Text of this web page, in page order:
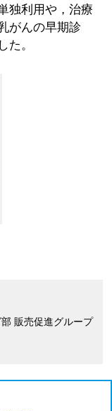
独利用や，治療
がんの早期診
た。
販売促進グループ